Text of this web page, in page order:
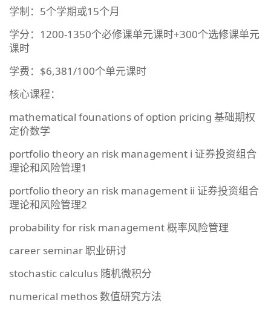
学制：5个学期或15个月
学分：1200-1350个必修课单元课时+300个选修课单元
课时
学费：$6,381/100个单元课时
核心课程：
mathematical founations of option pricing 基础期权
定价数学
portfolio theory an risk management i 证券投资组合
理论和风险管理1
portfolio theory an risk management ii 证券投资组合
理论和风险管理2
probability for risk management 概率风险管理
career seminar 职业研讨
stochastic calculus 随机微积分
numerical methos 数值研究方法